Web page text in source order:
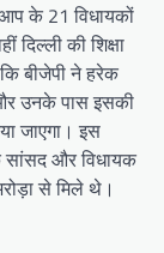
के 21 विधायकों
की शिक्षा
बीजेपी ने हरेक
उनके पास इसकी
जाएगा। इस
सांसद और विधायक
से मिले थे।